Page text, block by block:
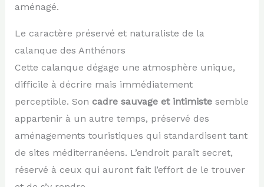
aménagé.
Le caractère préservé et naturaliste de la
calanque des Anthénors
Cette calanque dégage une atmosphère unique,
difficile à décrire mais immédiatement
perceptible. Son cadre sauvage et intimistesemble
appartenir à un autre temps, préservé des
aménagements touristiques qui standardisent tant
de sites méditerranéens. L’endroit paraît secret,
réservé à ceux qui auront fait l’effort de le trouver